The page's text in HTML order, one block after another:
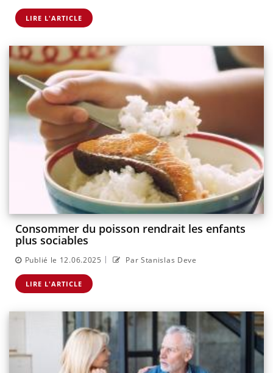
LIRE L'ARTICLE
Consommer du poisson rendrait les enfants
plus sociables
Publié le 12.06.2025 | Par Stanislas Deve
LIRE L'ARTICLE